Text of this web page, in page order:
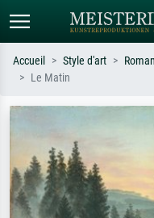
impressionnisme, vague de
nu.
Accueil Style d'art
Le Matin